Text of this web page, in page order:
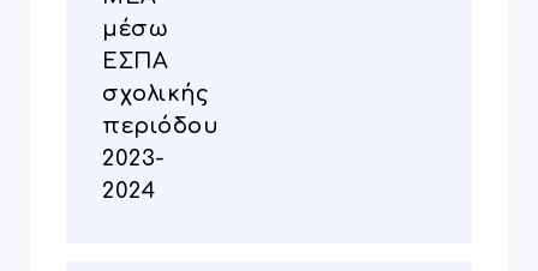
μέσω
ΕΣΠΑ
σχολικής
περιόδου
2023-
2024